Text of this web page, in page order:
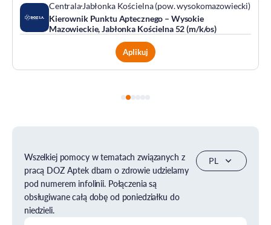
CentralaJabłonka Kościelna (pow. wysokomazowiecki)
Kierownik Punktu Aptecznego – Wysokie
Mazowieckie, Jabłonka Kościelna 52 (m/k/os)
Aplikuj
Wszelkiej pomocy w tematach związanych z
pracą DOZ Aptek dbam o zdrowie udzielamy
pod numerem infolinii. Połączenia są
obsługiwane całą dobę od poniedziałku do
niedzieli.